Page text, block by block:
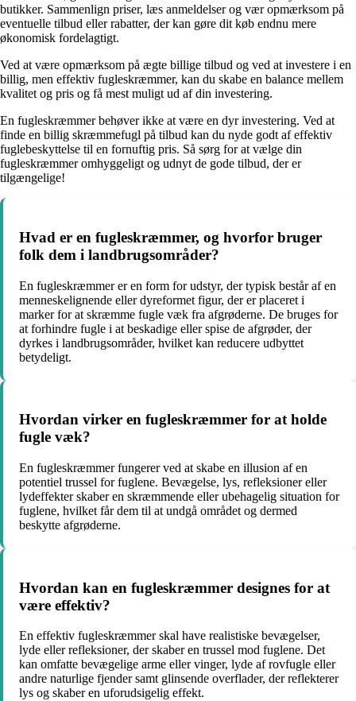
butikker. Sammenlign priser, læs anmeldelser og vær opmærksom på
eventuelle tilbud eller rabatter, der kan gøre dit køb endnu mere
økonomisk fordelagtigt.
Ved at være opmærksom på ægte billige tilbud og ved at investere i en
billig, men effektiv fugleskræmmer, kan du skabe en balance mellem
kvalitet og pris og få mest muligt ud af din investering.
En fugleskræmmer behøver ikke at være en dyr investering. Ved at
finde en billig skræmmefugl på tilbud kan du nyde godt af effektiv
fuglebeskyttelse til en fornuftig pris. Så sørg for at vælge din
fugleskræmmer omhyggeligt og udnyt de gode tilbud, der er
tilgængelige!
Hvad er en fugleskræmmer, og hvorfor bruger
folk dem i landbrugsområder?
En fugleskræmmer er en form for udstyr, der typisk består af en
menneskelignende eller dyreformet figur, der er placeret i
marker for at skræmme fugle væk fra afgrøderne. De bruges for
at forhindre fugle i at beskadige eller spise de afgrøder, der
dyrkes i landbrugsområder, hvilket kan reducere udbyttet
betydeligt.
Hvordan virker en fugleskræmmer for at holde
fugle væk?
En fugleskræmmer fungerer ved at skabe en illusion af en
potentiel trussel for fuglene. Bevægelse, lys, refleksioner eller
lydeffekter skaber en skræmmende eller ubehagelig situation for
fuglene, hvilket får dem til at undgå området og dermed
beskytte afgrøderne.
Hvordan kan en fugleskræmmer designes for at
være effektiv?
En effektiv fugleskræmmer skal have realistiske bevægelser,
lyde eller refleksioner, der skaber en trussel mod fuglene. Det
kan omfatte bevægelige arme eller vinger, lyde af rovfugle eller
andre naturlige fjender samt glinsende overflader, der reflekterer
lys og skaber en uforudsigelig effekt.